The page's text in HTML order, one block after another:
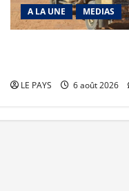
A LA UNE MEDIAS
LE PAYS 6 août 2026